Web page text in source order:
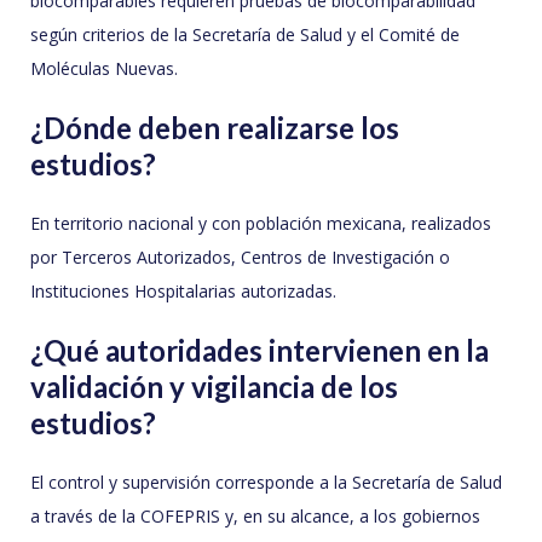
según criterios de la Secretaría de Salud y el Comité de
Moléculas Nuevas.
¿Dónde deben realizarse los
estudios?
En territorio nacional y con población mexicana, realizados
por Terceros Autorizados, Centros de Investigación o
Instituciones Hospitalarias autorizadas.
¿Qué autoridades intervienen en la
validación y vigilancia de los
estudios?
El control y supervisión corresponde a la Secretaría de Salud
a través de la COFEPRIS y, en su alcance, a los gobiernos